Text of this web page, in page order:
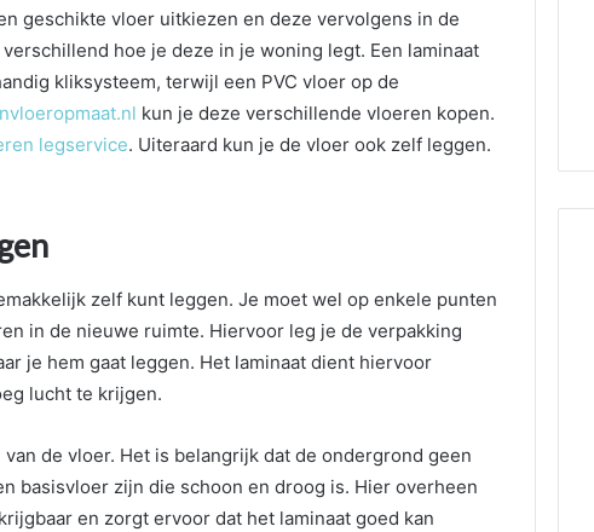
geschikte vloer uitkiezen en deze vervolgens in de
hoe je deze in je woning legt. Een laminaat
kliksysteem, terwijl een PVC vloer op de
kun je deze verschillende vloeren kopen.
legservice. Uiteraard kun je de vloer ook zelf leggen.
zelf kunt leggen. Je moet wel op enkele punten
in de nieuwe ruimte. Hiervoor leg je de verpakking
je hem gaat leggen. Het laminaat dient hiervoor
lucht te krijgen.
de vloer. Het is belangrijk dat de ondergrond geen
basisvloer zijn die schoon en droog is. Hier overheen
en zorgt ervoor dat het laminaat goed kan